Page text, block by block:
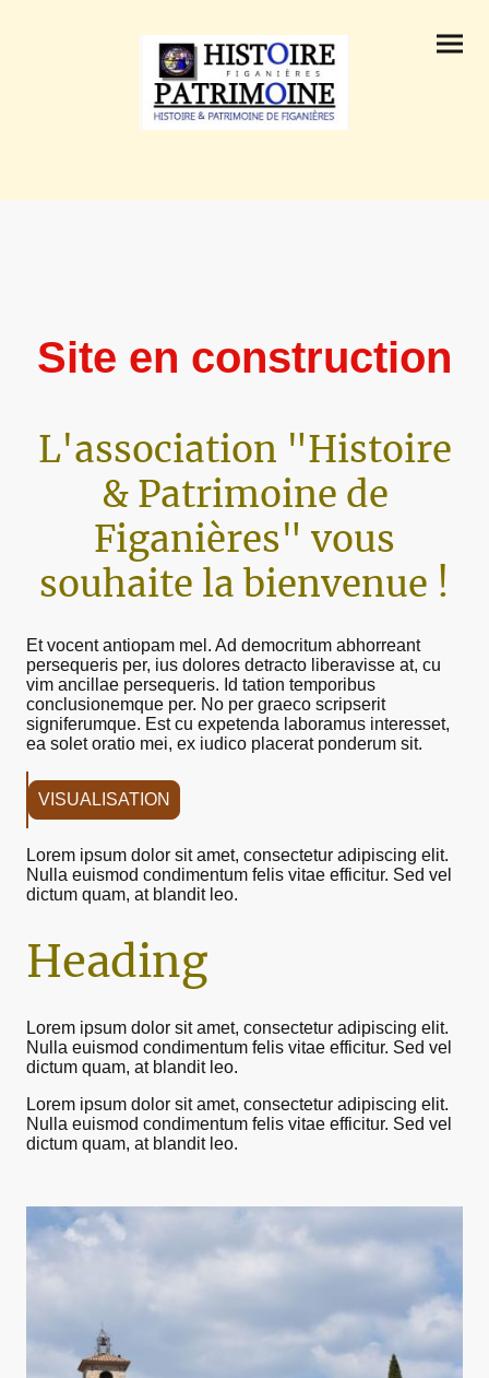
Site en construction
L'association "Histoire
& Patrimoine de
Figanières" vous
souhaite la bienvenue !
Et vocent antiopam mel. Ad democritum abhorreant
persequeris per, ius dolores detracto liberavisse at, cu
vim ancillae persequeris. Id tation temporibus
conclusionemque per. No per graeco scripserit
signiferumque. Est cu expetenda laboramus interesset,
ea solet oratio mei, ex iudico placerat ponderum sit.
VISUALISATION
Lorem ipsum dolor sit amet, consectetur adipiscing elit.
Nulla euismod condimentum felis vitae efficitur. Sed vel
dictum quam, at blandit leo.
Heading
Lorem ipsum dolor sit amet, consectetur adipiscing elit.
Nulla euismod condimentum felis vitae efficitur. Sed vel
dictum quam, at blandit leo.
Lorem ipsum dolor sit amet, consectetur adipiscing elit.
Nulla euismod condimentum felis vitae efficitur. Sed vel
dictum quam, at blandit leo.